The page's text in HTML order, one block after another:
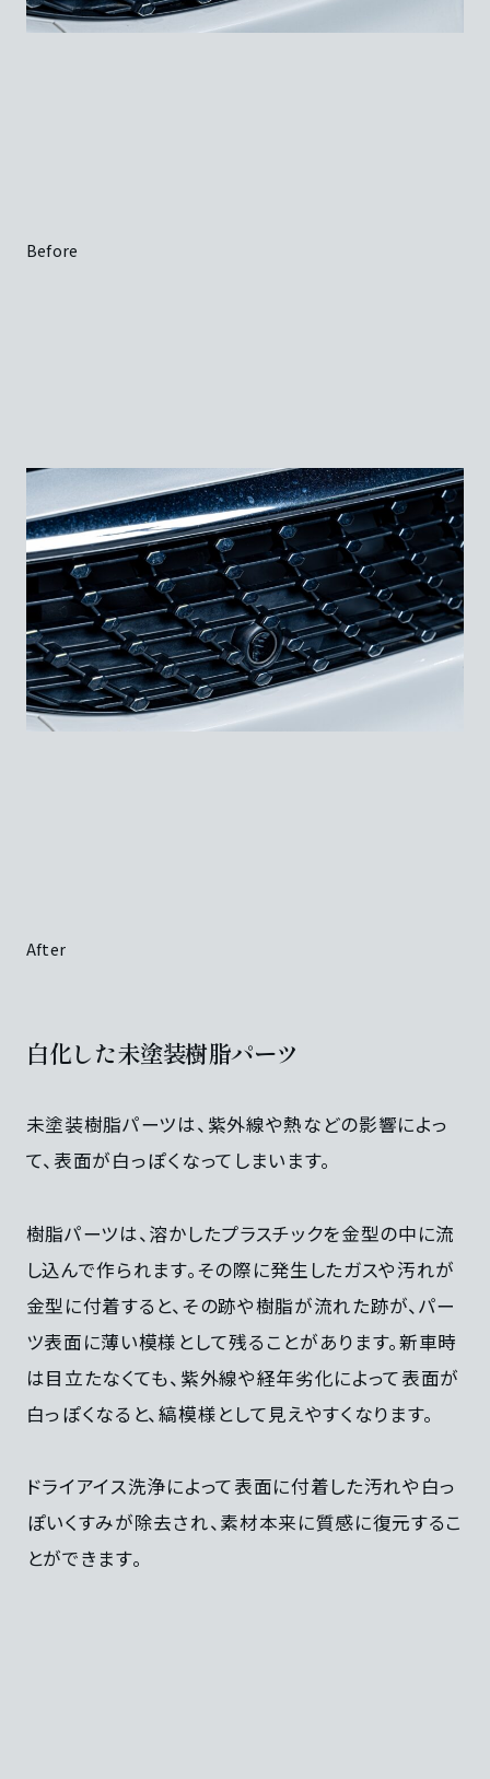
Before
After
白化した未塗装樹脂パーツ
未塗装樹脂パーツは、紫外線や熱などの影響によっ
て、表面が白っぽくなってしまいます。
樹脂パーツは、溶かしたプラスチックを金型の中に流
し込んで作られます。その際に発生したガスや汚れが
金型に付着すると、その跡や樹脂が流れた跡が、パー
ツ表面に薄い模様として残ることがあります。新車時
は目立たなくても、紫外線や経年劣化によって表面が
白っぽくなると、縞模様として見えやすくなります。
ドライアイス洗浄によって表面に付着した汚れや白っ
ぽいくすみが除去され、素材本来に質感に復元するこ
とができます。